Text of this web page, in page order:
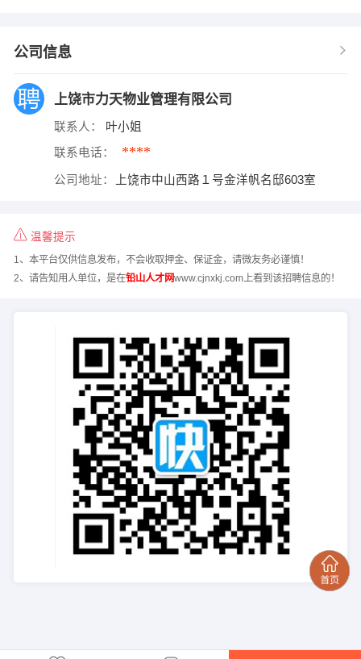
公司信息
上饶市力天物业管理有限公司
联系人： 叶小姐
联系电话： ****
公司地址： 上饶市中山西路１号金洋帆名邸603室
温馨提示
1、本平台仅供信息发布，不会收取押金、保证金，请微友务必谨慎！
2、请告知用人单位，是在铅山人才网www.cjnxkj.com上看到该招聘信息的！